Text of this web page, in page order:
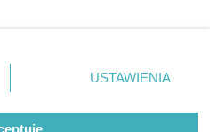
lewym dolnym rogu strony
danych nie wymagają
prawo sprzeciwić się
będą miały
USTAWIENIA